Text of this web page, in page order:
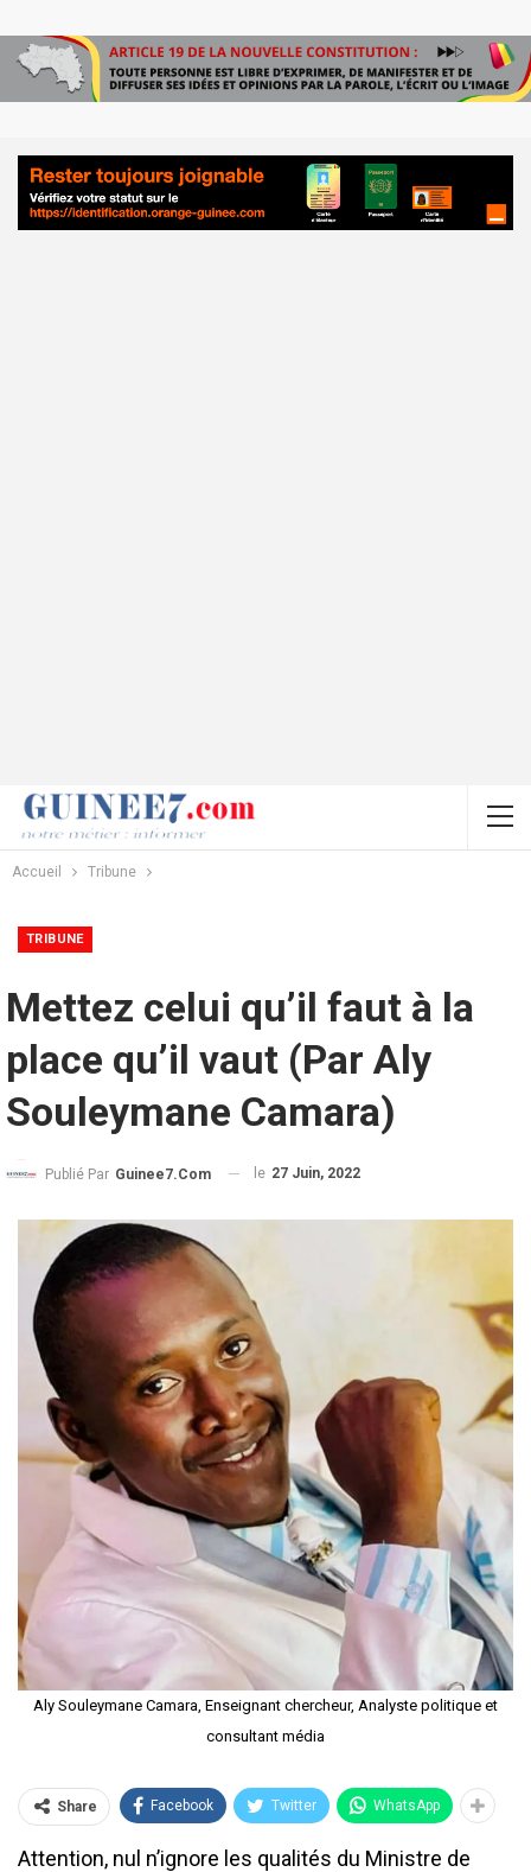
Accueil Tribune
TRIBUNE
Mettez celui qu’il faut à la
place qu’il vaut (Par Aly
Souleymane Camara)
Publié Par Guinee7.com le 27 Juin, 2022
Aly Souleymane Camara, Enseignant chercheur, Analyste politique et
consultant média
Share Facebook Twitter WhatsApp
Attention, nul n’ignore les qualités du Ministre de